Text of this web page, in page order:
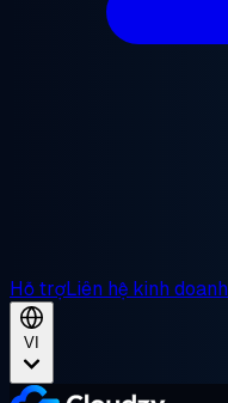
Hỗ trợLiên hệ kinh doanh
VI